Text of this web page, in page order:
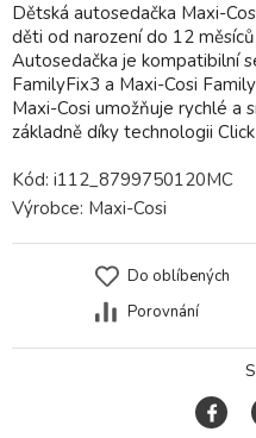
Dětská autosedačka Maxi-
děti od narození do 12
Autosedačka je kompatibilní
FamilyFix3 a Maxi-Cosi
Maxi-Cosi umožňuje rychlé a
základně díky technologii
Kód: i112_8799750120MC
Výrobce: Maxi-Cosi
Do oblíbených
Porovnání